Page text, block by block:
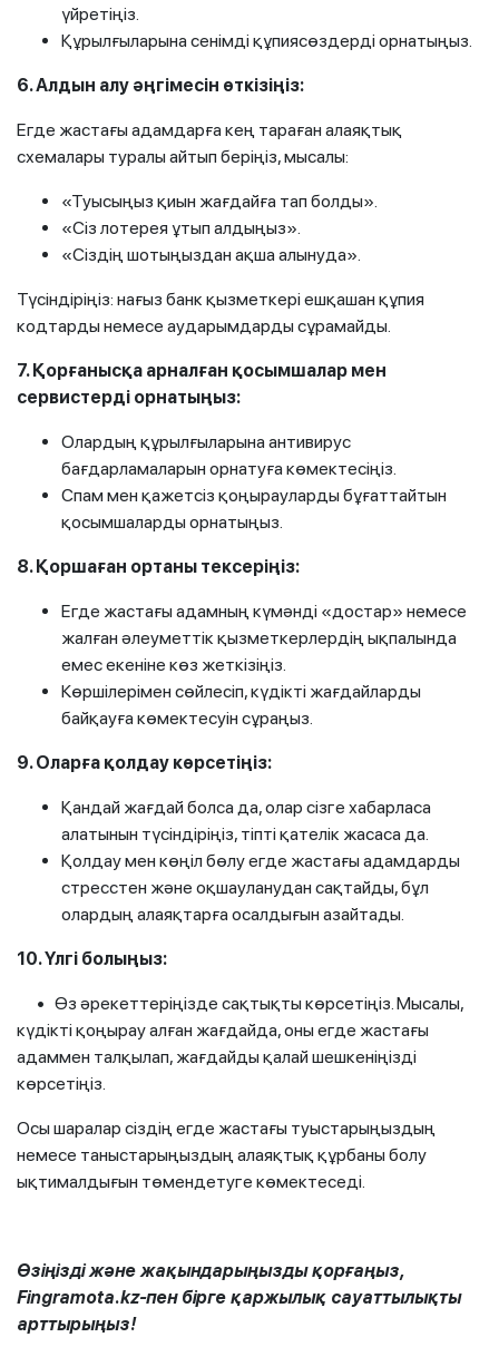
үйретіңіз.
Құрылғыларына сенімді құпиясөздерді орнатыңыз.
6. Алдын алу әңгімесін өткізіңіз:
Егде жастағы адамдарға кең тараған алаяқтық
схемалары туралы айтып беріңіз, мысалы:
«Туысыңыз қиын жағдайға тап болды».
«Сіз лотерея ұтып алдыңыз».
«Сіздің шотыңыздан ақша алынуда».
Түсіндіріңіз: нағыз банк қызметкері ешқашан құпия
кодтарды немесе аударымдарды сұрамайды.
7. Қорғанысқа арналған қосымшалар мен
сервистерді орнатыңыз:
Олардың құрылғыларына антивирус
бағдарламаларын орнатуға көмектесіңіз.
Спам мен қажетсіз қоңырауларды бұғаттайтын
қосымшаларды орнатыңыз.
8. Қоршаған ортаны тексеріңіз:
Егде жастағы адамның күмәнді «достар» немесе
жалған әлеуметтік қызметкерлердің ықпалында
емес екеніне көз жеткізіңіз.
Көршілерімен сөйлесіп, күдікті жағдайларды
байқауға көмектесуін сұраңыз.
9. Оларға қолдау көрсетіңіз:
Қандай жағдай болса да, олар сізге хабарласа
алатынын түсіндіріңіз, тіпті қателік жасаса да.
Қолдау мен көңіл бөлу егде жастағы адамдарды
стресстен және оқшауланудан сақтайды, бұл
олардың алаяқтарға осалдығын азайтады.
10. Үлгі болыңыз:
• Өз әрекеттеріңізде сақтықты көрсетіңіз. Мысалы,
күдікті қоңырау алған жағдайда, оны егде жастағы
адаммен талқылап, жағдайды қалай шешкеніңізді
көрсетіңіз.
Осы шаралар сіздің егде жастағы туыстарыңыздың
немесе таныстарыңыздың алаяқтық құрбаны болу
ықтималдығын төмендетуге көмектеседі.
Өзіңізді және жақындарыңызды қорғаңыз,
Fingramota.kz-пен бірге қаржылық сауаттылықты
арттырыңыз!